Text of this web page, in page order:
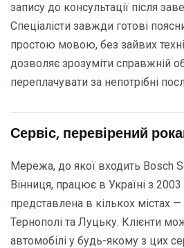
запису до консультації після
Спеціалісти завжди готові
простою мовою, без зайвих
дозволяє зрозуміти справжній
переплачувати за непотрібні
Сервіс, перевірений
Мережа, до якої входить Bosch
Вінниця, працює в Україні з
представлена в кількох містах —
Тернополі та Луцьку. Клієнти
автомобілі у будь-якому з цих